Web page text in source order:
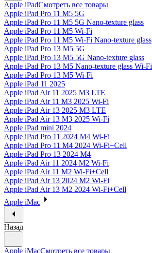
Apple iPadСмотреть все товары
Apple iPad Pro 11 M5 5G
Apple iPad Pro 11 M5 5G Nano-texture glass
Apple iPad Pro 11 M5 Wi-Fi
Apple iPad Pro 11 M5 Wi-Fi Nano-texture glass
Apple iPad Pro 13 M5 5G
Apple iPad Pro 13 M5 5G Nano-texture glass
Apple iPad Pro 13 M5 Nano-texture glass Wi-Fi
Apple iPad Pro 13 M5 Wi-Fi
Apple iPad 11 2025
Apple iPad Air 11 2025 M3 LTE
Apple iPad Air 11 M3 2025 Wi-Fi
Apple iPad Air 13 2025 M3 LTE
Apple iPad Air 13 M3 2025 Wi-Fi
Apple iPad mini 2024
Apple iPad Pro 11 2024 M4 Wi-Fi
Apple iPad Pro 11 M4 2024 Wi-Fi+Cell
Apple iPad Pro 13 2024 M4
Apple iPad Air 11 2024 M2 Wi-Fi
Apple iPad Air 11 M2 Wi-Fi+Cell
Apple iPad Air 13 2024 M2 Wi-Fi
Apple iPad Air 13 M2 2024 Wi-Fi+Cell
Apple iMac
Назад
Apple iMacСмотреть все товары